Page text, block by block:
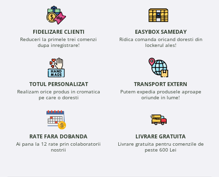
FIDELIZARE CLIENTI
Reduceri la primele trei comenzi
dupa inregistrare!
EASYBOX SAMEDAY
Ridica comanda oricand doresti din
lockerul ales!
TOTUL PERSONALIZAT
Realizam orice produs in cromatica
pe care o doresti
TRANSPORT EXTERN
Putem expedia produsele aproape
oriunde in lume!
RATE FARA DOBANDA
Ai pana la 12 rate prin colaboratorii
nostrii
LIVRARE GRATUITA
Livrare gratuita pentru comenzile de
peste 600 Lei